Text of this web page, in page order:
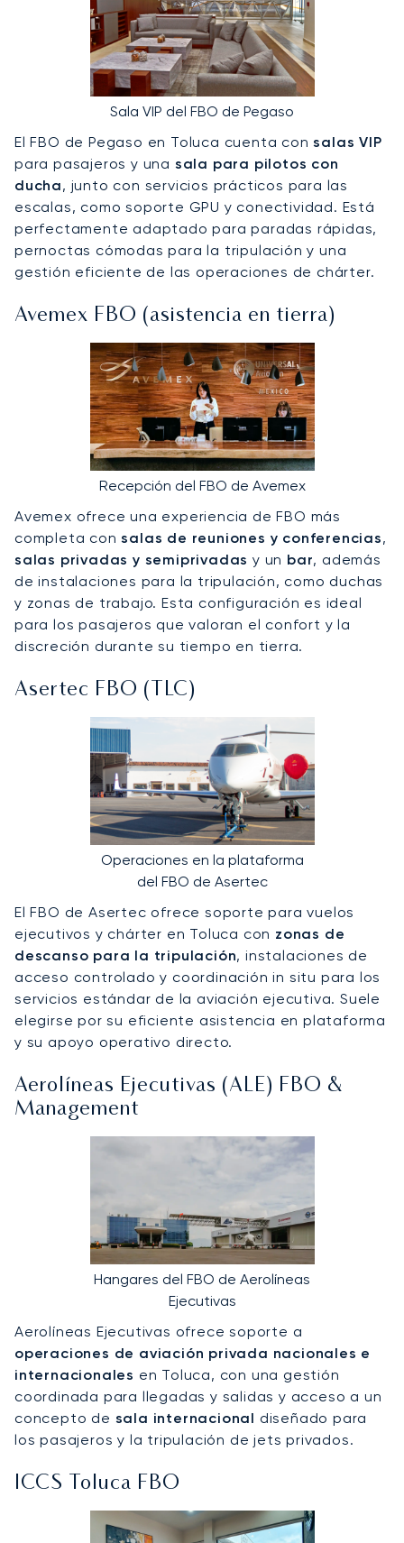
Sala VIP del FBO de Pegaso
El FBO de Pegaso en Toluca cuenta consalas VIP
para pasajeros y una sala para pilotos con
ducha, junto con servicios prácticos para las
escalas, como soporte GPU y conectividad. Está
perfectamente adaptado para paradas rápidas,
pernoctas cómodas para la tripulación y una
gestión eficiente de las operaciones de chárter.
Avemex FBO (asistencia en tierra)
Recepción del FBO de Avemex
Avemex ofrece una experiencia de FBO más
completa consalas de reuniones y conferencias,
salas privadas y semiprivadas y un bar, además
de instalaciones para la tripulación, como duchas
y zonas de trabajo. Esta configuración es ideal
para los pasajeros que valoran el confort y la
discreción durante su tiempo en tierra.
Asertec FBO (TLC)
Operaciones en la plataforma
del FBO de Asertec
El FBO de Asertec ofrece soporte para vuelos
ejecutivos y chárter en Toluca con zonas de
descanso para la tripulación, instalaciones de
acceso controlado y coordinación in situ para los
servicios estándar de la aviación ejecutiva. Suele
elegirse por su eficiente asistencia en plataforma
y su apoyo operativo directo.
Aerolíneas Ejecutivas (ALE) FBO &
Management
Hangares del FBO de Aerolíneas
Ejecutivas
Aerolíneas Ejecutivas ofrece soporte a
operaciones de aviación privada nacionales e
internacionales en Toluca, con una gestión
coordinada para llegadas y salidas y acceso a un
concepto de sala internacional diseñado para
los pasajeros y la tripulación de jets privados.
ICCS Toluca FBO